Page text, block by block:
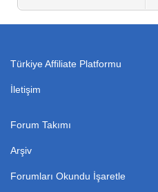
Türkiye Affiliate Platformu
İletişim
Forum Takımı
Arşiv
Forumları Okundu İşaretle